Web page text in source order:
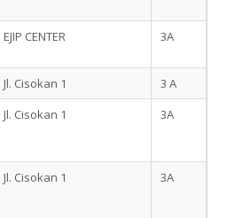
EJIP CENTER 3A
Jl. Cisokan 1
3 A
Jl. Cisokan 1 3A
Jl. Cisokan 1 3A